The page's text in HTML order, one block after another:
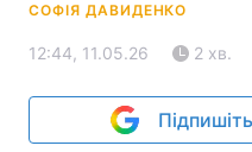
СОФІЯ ДАВИДЕНКО
12:44, 11.05.26 2 хв.